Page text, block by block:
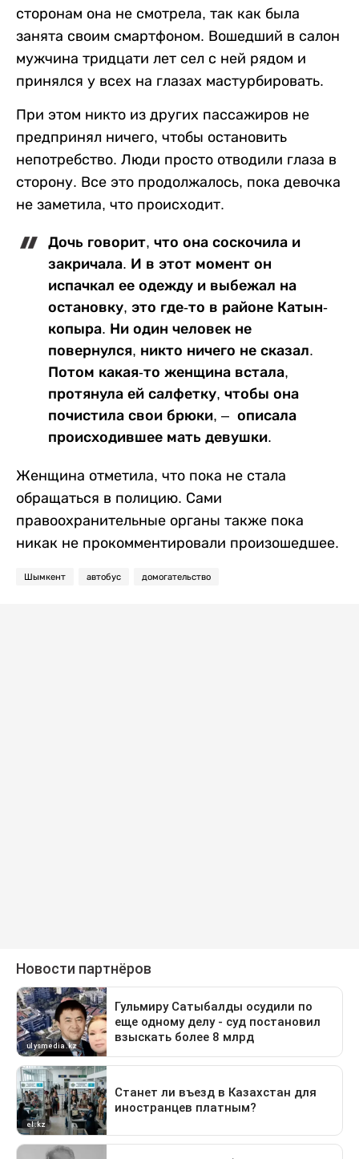
сторонам она не смотрела, так как была
занята своим смартфоном. Вошедший в салон
мужчина тридцати лет сел с ней рядом и
принялся у всех на глазах мастурбировать.
При этом никто из других пассажиров не
предпринял ничего, чтобы остановить
непотребство. Люди просто отводили глаза в
сторону. Все это продолжалось, пока девочка
не заметила, что происходит.
Дочь говорит, что она соскочила и
закричала. И в этот момент он
испачкал ее одежду и выбежал на
остановку, это где-то в районе Катын-
копыра. Ни один человек не
повернулся, никто ничего не сказал.
Потом какая-то женщина встала,
протянула ей салфетку, чтобы она
почистила свои брюки, – описала
происходившее мать девушки.
Женщина отметила, что пока не стала
обращаться в полицию. Сами
правоохранительные органы также пока
никак не прокомментировали произошедшее.
Шымкент автобус домогательство